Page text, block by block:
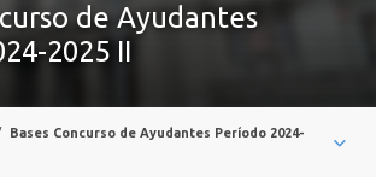
de Ayudantes
2025 II
Bases Concurso de Ayudantes Período 2024-